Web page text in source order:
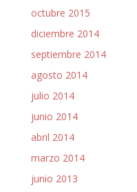
octubre 2015
diciembre 2014
septiembre 2014
agosto 2014
julio 2014
junio 2014
abril 2014
marzo 2014
junio 2013